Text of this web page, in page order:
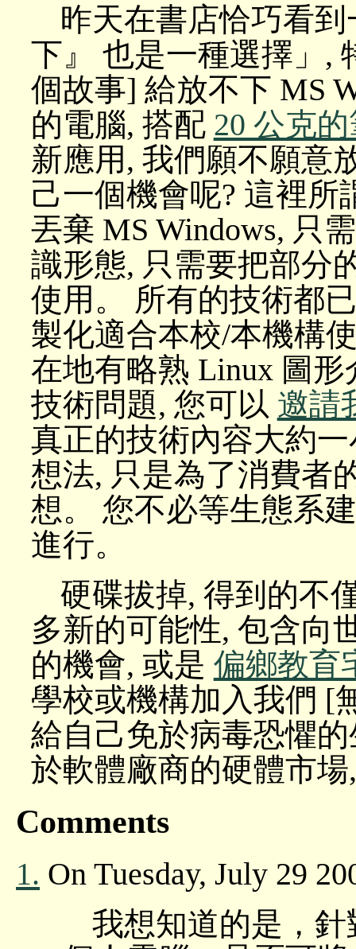
昨天在書店恰巧看
下』 也是一種選擇」,
個故事] 給放不下 MS
的電腦, 搭配 20 公克
新應用, 我們願不願意
己一個機會呢? 這裡所
丟棄 MS Windows, 只
識形態, 只需要把部分
使用。 所有的技術都
製化適合本校/本機構
在地有略熟 Linux 圖
技術問題, 您可以 邀請
真正的技術內容大約
想法, 只是為了消費者
想。 您不必等生態系
進行。
硬碟拔掉, 得到的不
多新的可能性, 包含向
的機會, 或是 偏鄉教育
學校或機構加入我們 [
給自己免於病毒恐懼
於軟體廠商的硬體市
Comments
1. On Tuesday, July 29
我想知道的是，